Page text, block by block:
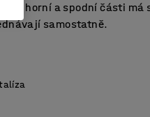
V horní a spodní části
samostatně.